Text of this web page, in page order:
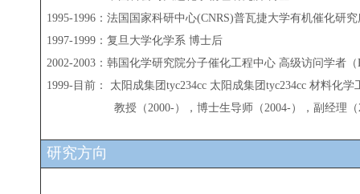
1995-1996：法国国家科研中心(CNRS)普瓦捷大学有机催化研
1997-1999：复旦大学化学系 博士后
2002-2003：韩国化学研究院分子催化工程中心 高级访问学者
1999-目前： 太阳成集团tyc234cc 太阳成集团tyc234cc 材料化
教授（2000-），博士生导师（2004-），副经理（
研究方向